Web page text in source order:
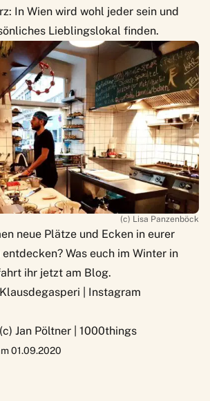
In Wien wird wohl jeder sein und
Lieblingslokal finden.
(c) Lisa Panzenböck
neue Plätze und Ecken in eurer
Was euch im Winter in
ihr jetzt am Blog.
| Instagram
Jan Pöltner | 1000things
01.09.2020